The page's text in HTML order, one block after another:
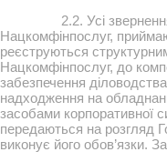
2.2. Усі
Нацкомфінпослуг,
реєструються
Нацкомфінпослуг, до
забезпечення
надходження на
засобами корпоративної
передаються на розгляд
виконує його обов’язки.